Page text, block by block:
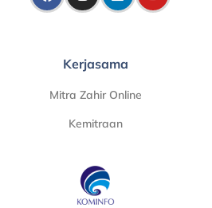
Kerjasama
Mitra Zahir Online
Kemitraan